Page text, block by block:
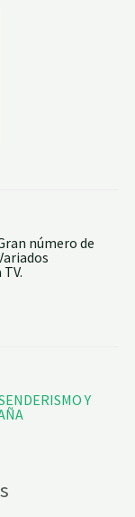
número de